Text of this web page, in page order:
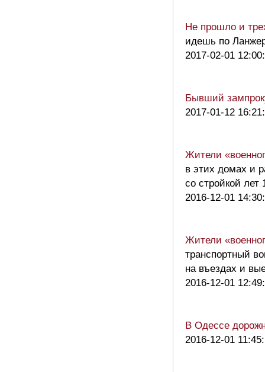
Не прошло и
идешь по
2017-02-01
Бывший
2017-01-12
Жители
в этих домах и
со стройкой
2016-12-01
Жители
транспортный
на въездах и
2016-12-01
В Одессе
2016-12-01